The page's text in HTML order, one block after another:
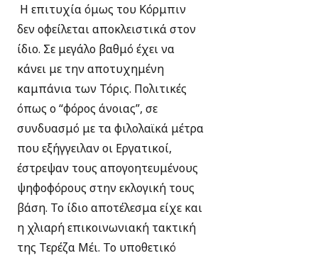
Η επιτυχία όμως του Κόρμπιν
δεν οφείλεται αποκλειστικά στον
ίδιο. Σε μεγάλο βαθμό έχει να
κάνει με την αποτυχημένη
καμπάνια των Τόρις. Πολιτικές
όπως ο “φόρος άνοιας”, σε
συνδυασμό με τα φιλολαϊκά μέτρα
που εξήγγειλαν οι Εργατικοί,
έστρεψαν τους απογοητευμένους
ψηφοφόρους στην εκλογική τους
βάση. Το ίδιο αποτέλεσμα είχε και
η χλιαρή επικοινωνιακή τακτική
της Τερέζα Μέι. Το υποθετικό